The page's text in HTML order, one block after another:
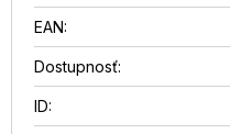
EAN:
Dostupnosť:
ID: